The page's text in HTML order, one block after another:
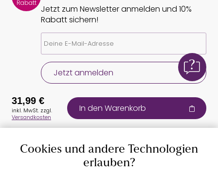
Rabatt
Jetzt zum Newsletter anmelden und 10%
Rabatt sichern!
Jetzt anmelden
Auszeichnungen
31,99 €
inkl. MwSt. zzgl.
Versandkosten
In den Warenkorb
Cookies und andere Technologien
erlauben?